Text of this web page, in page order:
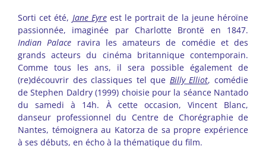
Sorti cet été, Jane Eyreest le portrait de la jeune héroïne
passionnée, imaginée par Charlotte Brontë en 1847.
Indian Palace ravira les amateurs de comédie et des
grands acteurs du cinéma britannique contemporain.
Comme tous les ans, il sera possible également de
(re)découvrir des classiques tel que Billy Elliot, comédie
de Stephen Daldry (1999) choisie pour la séance Nantado
du samedi à 14h. À cette occasion, Vincent Blanc,
danseur professionnel du Centre de Chorégraphie de
Nantes, témoignera au Katorza de sa propre expérience
à ses débuts, en écho à la thématique du film.